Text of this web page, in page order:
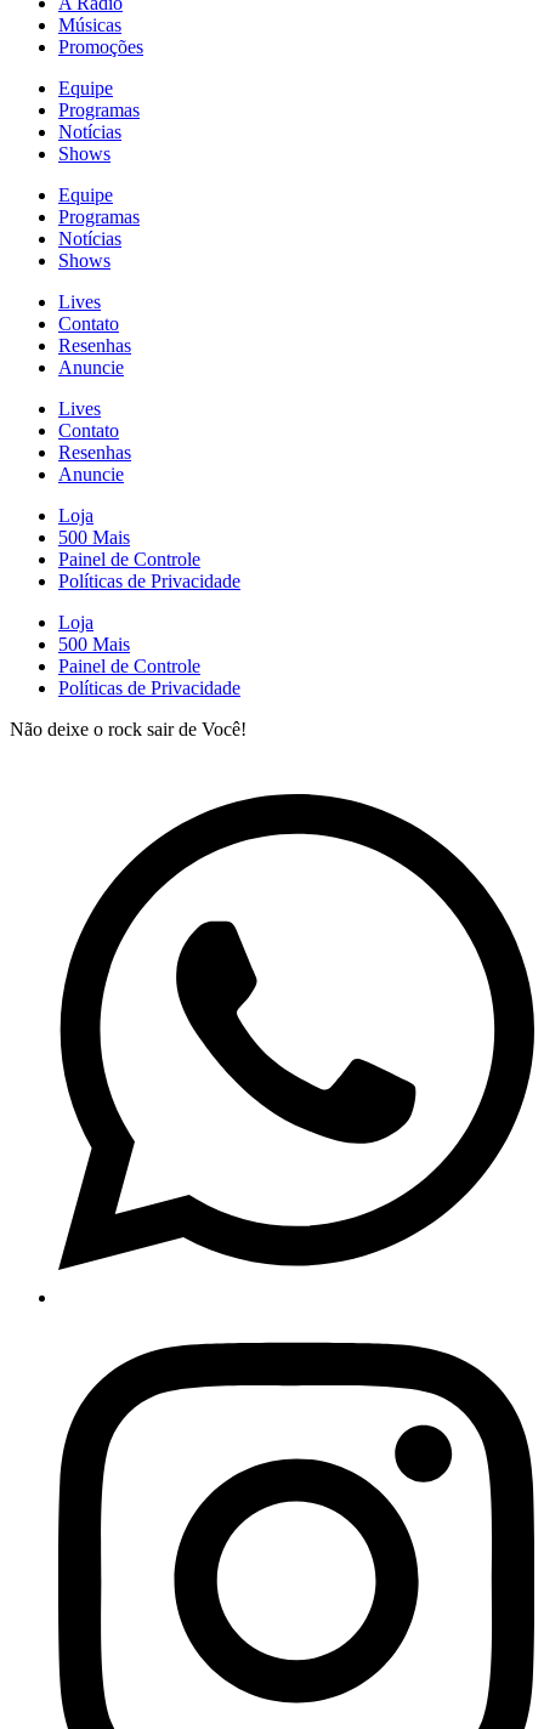
Músicas
Promoções
Equipe
Programas
Notícias
Shows
Equipe
Programas
Notícias
Shows
Lives
Contato
Resenhas
Anuncie
Lives
Contato
Resenhas
Anuncie
Loja
500 Mais
Painel de Controle
Políticas de Privacidade
Loja
500 Mais
Painel de Controle
Políticas de Privacidade
Não deixe o rock sair de Você!